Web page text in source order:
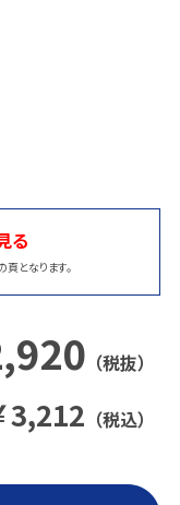
る
となります。
（税抜）
3,212 （税込）